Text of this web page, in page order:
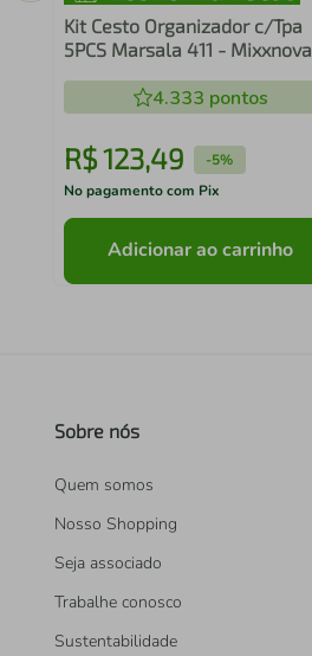
Kit Cesto Organizador c/Tpa
5PCS Marsala 411 - Mixxnova
4.333 pontos
R$123,49 -5%
No pagamento com Pix
Adicionar ao carrinho
Sobre nós
Quem somos
Nosso Shopping
Seja associado
Trabalhe conosco
Sustentabilidade